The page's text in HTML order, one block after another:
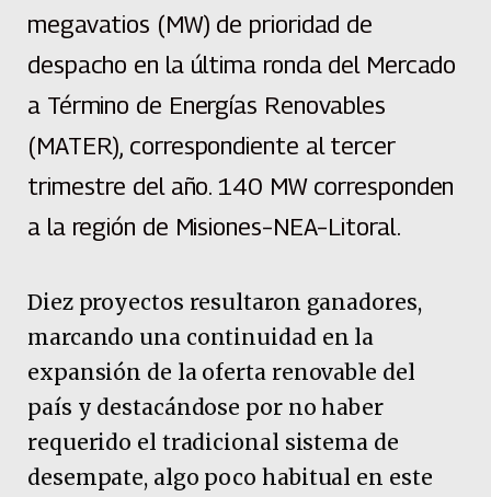
megavatios (MW) de prioridad de
despacho en la última ronda del Mercado
a Término de Energías Renovables
(MATER), correspondiente al tercer
trimestre del año. 140 MW corresponden
a la región de Misiones–NEA–Litoral.
Diez proyectos resultaron ganadores,
marcando una continuidad en la
expansión de la oferta renovable del
país y destacándose por no haber
requerido el tradicional sistema de
desempate, algo poco habitual en este